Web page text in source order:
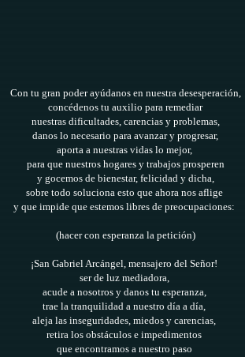
Con tu gran poder ayúdanos en nuestra desesperación,
concédenos tu auxilio para remediar
nuestras dificultades, carencias y problemas,
danos lo necesario para avanzar y progresar,
aporta a nuestras vidas lo mejor,
para que nuestros hogares y trabajos prosperen
y gocemos de bienestar, felicidad y dicha,
sobre todo soluciona esto que ahora nos aflige
y que impide que estemos libres de preocupaciones:
(hacer con esperanza la petición)
¡San Gabriel Arcángel, mensajero del Señor!
ser de luz mediadora,
acude a nosotros y danos tu esperanza,
trae la tranquilidad a nuestro día a día,
aleja las inseguridades, miedos y carencias,
retira los obstáculos e impedimentos
que encontramos a nuestro paso